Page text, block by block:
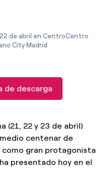
Pymes
de abril en CentroCentro
City Madrid
de descarga
(21, 22 y 23 de abril)
centenar de
gran protagonista
presentado hoy en el